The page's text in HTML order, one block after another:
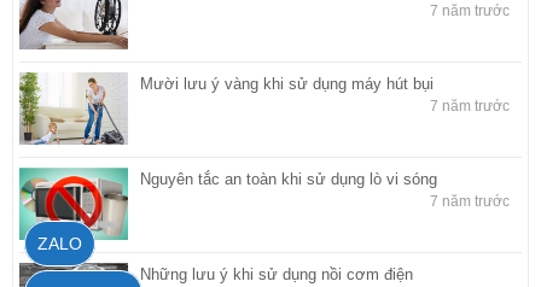
7 năm trước
Mười lưu ý vàng khi sử dụng máy hút bụi
7 năm trước
Nguyên tắc an toàn khi sử dụng lò vi sóng
7 năm trước
Những lưu ý khi sử dụng nồi cơm điện
ZALO